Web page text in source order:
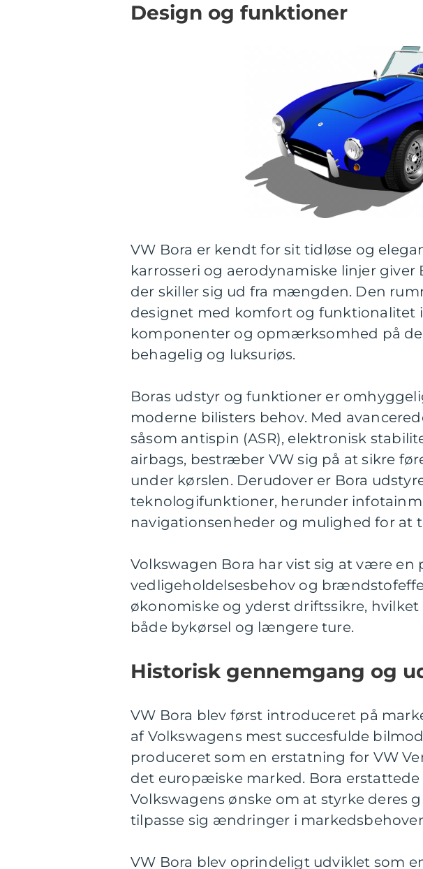
Design og funktioner
VW Bora er kendt for sit tidløse og
karrosseri og aerodynamiske linjer giver
der skiller sig ud fra mængden. Den
designet med komfort og funktionalitet
komponenter og opmærksomhed på
behagelig og luksuriøs.
Boras udstyr og funktioner er
moderne bilisters behov. Med
såsom antispin (ASR), elektronisk
airbags, bestræber VW sig på at sikre
under kørslen. Derudover er Bora
teknologifunktioner, herunder
navigationsenheder og mulighed for at
Volkswagen Bora har vist sig at være en
vedligeholdelsesbehov og
økonomiske og yderst driftssikre,
både bykørsel og længere ture.
Historisk gennemgang og
VW Bora blev først introduceret på
af Volkswagens mest succesfulde
produceret som en erstatning for VW
det europæiske marked. Bora
Volkswagens ønske om at styrke deres
tilpasse sig ændringer i
VW Bora blev oprindeligt udviklet som